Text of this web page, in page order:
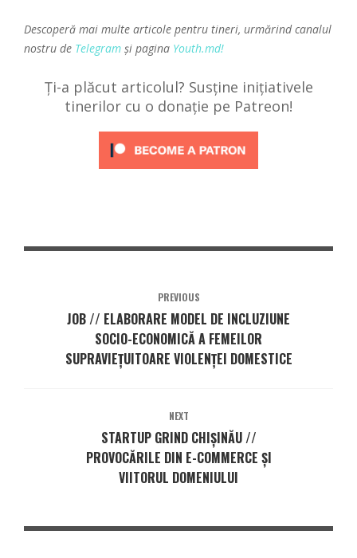
Descoperă mai multe articole pentru tineri, urmărind canalul
nostru de Telegram și pagina Youth.md!
Ți-a plăcut articolul? Susține inițiativele
tinerilor cu o donație pe Patreon!
PREVIOUS
JOB // ELABORARE MODEL DE INCLUZIUNE
SOCIO-ECONOMICĂ A FEMEILOR
SUPRAVIEȚUITOARE VIOLENȚEI DOMESTICE
NEXT
STARTUP GRIND CHIȘINĂU //
PROVOCĂRILE DIN E-COMMERCE ȘI
VIITORUL DOMENIULUI